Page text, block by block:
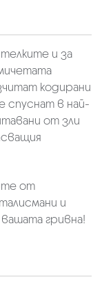
и за
кодирани
спуснат в най-
от зли
от
и
гривна!